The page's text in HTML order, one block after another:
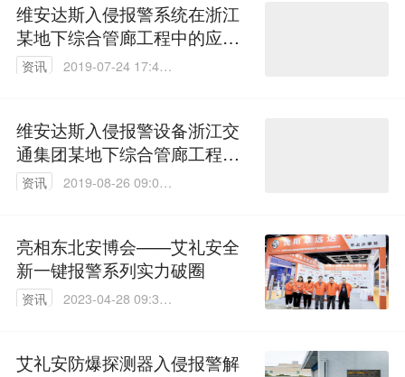
维安达斯入侵报警系统在浙江
某地下综合管廊工程中的应用
案例
资讯
2019-07-24 17:43:
维安达斯入侵报警设备浙江交
通集团某地下综合管廊工程中
的应用案例
资讯
2019-08-26 09:02:
亮相东北安博会——艾礼安全
新一键报警系列实力破圈
资讯
2023-04-28 09:36:
艾礼安防爆探测器入侵报警解